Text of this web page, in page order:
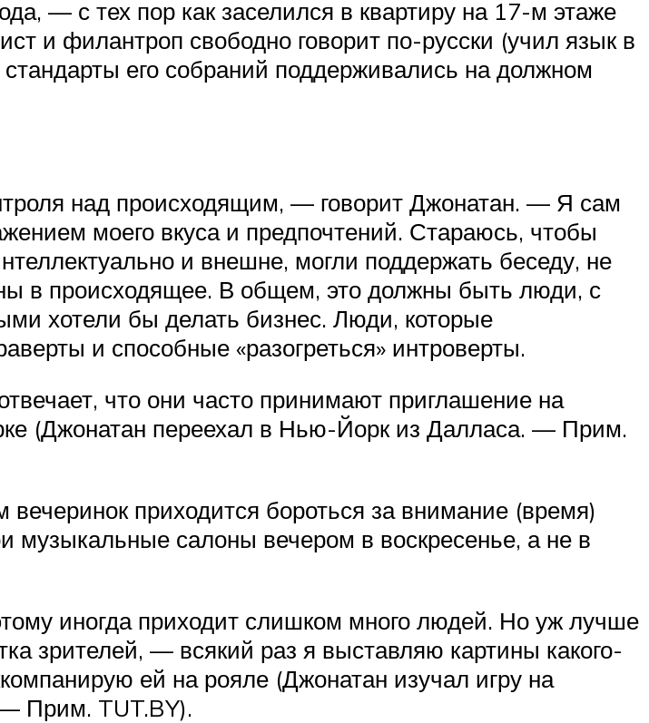
— с тех пор как заселился в квартиру на 17-м этаже
и филантроп свободно говорит по-русски (учил язык в
его собраний поддерживались на должном
над происходящим, — говорит Джонатан. — Я сам
моего вкуса и предпочтений. Стараюсь, чтобы
и внешне, могли поддержать беседу, не
в происходящее. В общем, это должны быть люди, с
хотели бы делать бизнес. Люди, которые
и способные «разогреться» интроверты.
что они часто принимают приглашение на
(Джонатан переехал в Нью-Йорк из Далласа. — Прим.
приходится бороться за внимание (время)
музыкальные салоны вечером в воскресенье, а не в
иногда приходит слишком много людей. Но уж лучше
зрителей, — всякий раз я выставляю картины какого-
ей на рояле (Джонатан изучал игру на
Прим. TUT.BY).